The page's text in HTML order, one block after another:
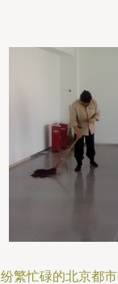
繁忙碌的北京都